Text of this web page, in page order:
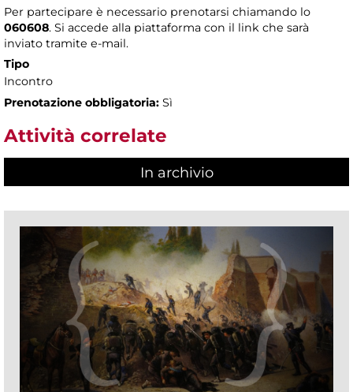
Per partecipare è necessario prenotarsi chiamando lo
060608. Si accede alla piattaforma con il link che sarà
inviato tramite e-mail.
Tipo
Incontro
Prenotazione obbligatoria: Sì
Attività correlate
In archivio